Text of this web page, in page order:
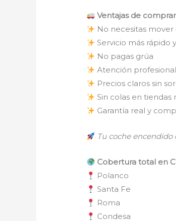
Ventajas de
No necesitas
Servicio más rápido
No pagas grúa
Atención
Precios claros sin
Sin colas en tiendas
Garantía real y
Tu coche
Cobertura total en
Polanco
Santa Fe
Roma
Condesa